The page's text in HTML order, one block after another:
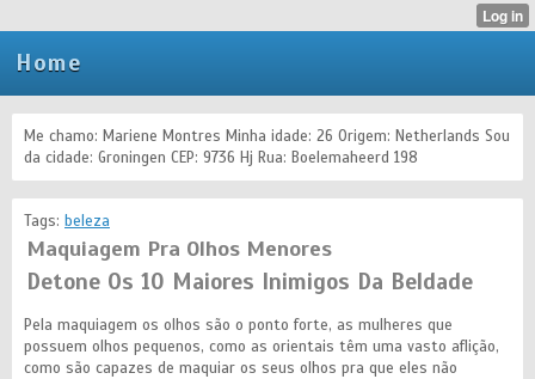
Home
Me chamo: Mariene Montres Minha idade: 26 Origem: Netherlands Sou
da cidade: Groningen CEP: 9736 Hj Rua: Boelemaheerd 198
Tags: beleza
Maquiagem Pra Olhos Menores
Detone Os 10 Maiores Inimigos Da Beldade
Pela maquiagem os olhos são o ponto forte, as mulheres que
possuem olhos pequenos, como as orientais têm uma vasto aflição,
como são capazes de maquiar os seus olhos pra que eles não